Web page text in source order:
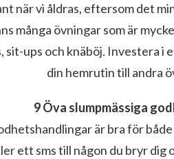
när vi åldras, eftersom det
många övningar som är
sit-ups och knäböj. Investera
din hemrutin till andra
9 Öva slumpmässiga
är bra för
ett sms till någon du bryr